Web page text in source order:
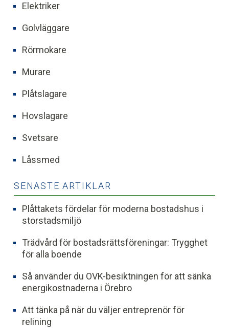
Elektriker
Golvläggare
Rörmokare
Murare
Plåtslagare
Hovslagare
Svetsare
Låssmed
SENASTE ARTIKLAR
Plåttakets fördelar för moderna bostadshus i
storstadsmiljö
Trädvård för bostadsrättsföreningar: Trygghet
för alla boende
Så använder du OVK-besiktningen för att sänka
energikostnaderna i Örebro
Att tänka på när du väljer entreprenör för
relining